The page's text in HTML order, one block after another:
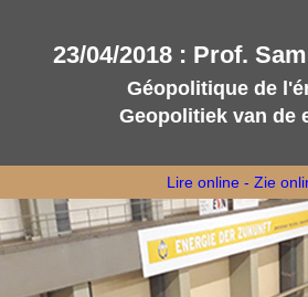
23/04/2018 : Prof.
Géopolitique de
Geopolitiek van de
Lire online - Zie